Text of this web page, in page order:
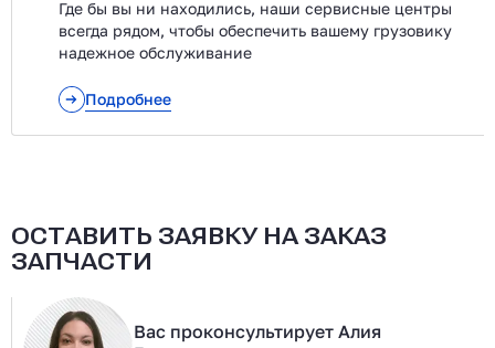
Где бы вы ни находились, наши сервисные центры
всегда рядом, чтобы обеспечить вашему грузовику
надежное обслуживание
Подробнее
ОСТАВИТЬ ЗАЯВКУ НА ЗАКАЗ
ЗАПЧАСТИ
Вас проконсультирует Алия